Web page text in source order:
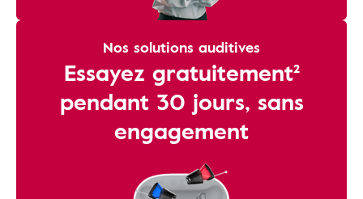
Nos solutions auditives
Essayez gratuitement²
pendant 30 jours, sans
engagement